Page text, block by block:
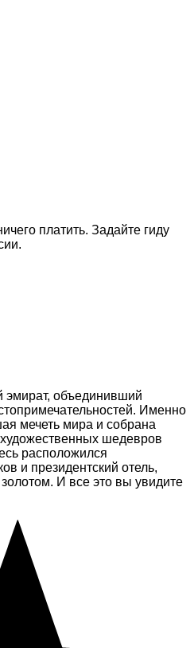
платить. Задайте гиду
объединивший
Именно
мечеть мира и собрана
шедевров
расположился
и президентский отель,
И все это вы увидите